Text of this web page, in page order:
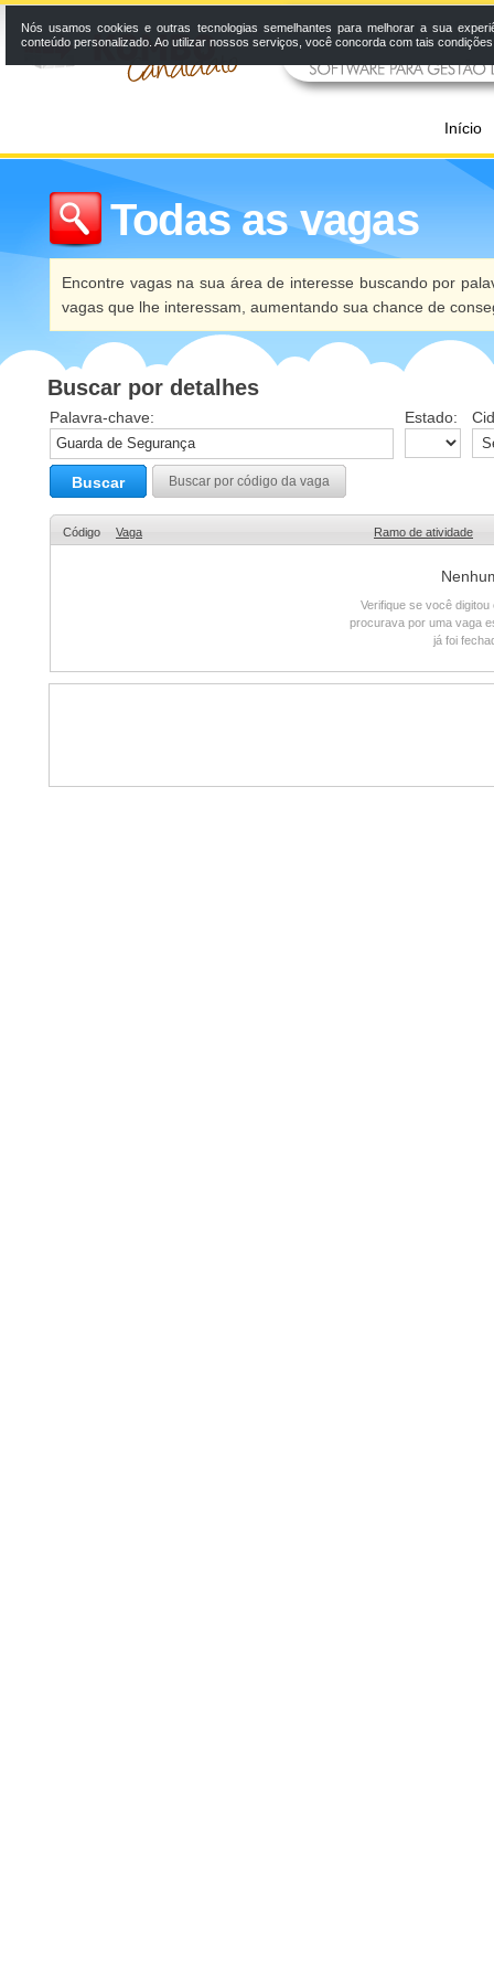
Início
Todas as vagas
Encontre vagas na sua área de interesse buscando por
vagas que lhe interessam, aumentando sua chance de
Buscar por detalhes
Palavra-chave: Estado:
Buscar Buscar por código da vaga
Código Vaga Ramo de atividade
Verifique se você
procurava por uma vaga
já foi
Nós usamos cookies e outras tecnologias semelhantes para melhorar a sua
conteúdo personalizado. Ao utilizar nossos serviços, você concorda com tais